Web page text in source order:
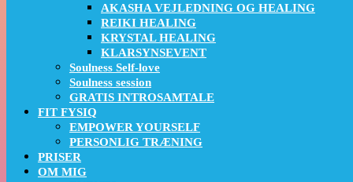
AKASHA VEJLEDNING OG HEALING
REIKI HEALING
KRYSTAL HEALING
KLARSYNSEVENT
Soulness Self-love
Soulness session
GRATIS INTROSAMTALE
FIT FYSIQ
EMPOWER YOURSELF
PERSONLIG TRÆNING
PRISER
OM MIG